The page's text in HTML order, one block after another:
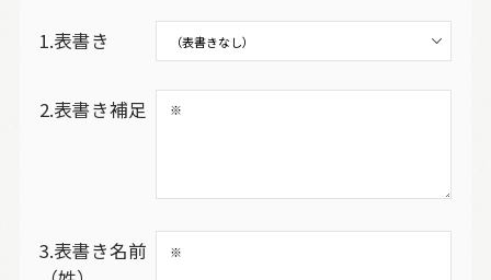
1.表書き
2.表書き補足
3.表書き名前